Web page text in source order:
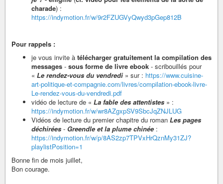
charade) :
https://indymotion.fr/w/9r2FZUGVyQwyd3pGep812B
Pour rappels :
je vous invite à télécharger gratuitement la compilation des
messages - sous forme de livre ebook - scribouillés pour
« Le rendez-vous du vendredi » sur : https://www.cuisine-
art-politique-et-compagnie.com/livres/compilation-ebook-livre-
Le-rendez-vous-du-vendredi.pdf
vidéo de lecture de « La fable des attentistes » :
https://indymotion.fr/w/wr8AZgxpSV9SbcJqZNJLUG
Vidéos de lecture du premier chapitre du roman Les pages
déchirées - Greendle et la plume chinée :
https://indymotion.fr/w/p/8AS2zp7TPVxHrQznMy31ZJ?
playlistPosition=1
Bonne fin de mois juillet,
Bon courage.